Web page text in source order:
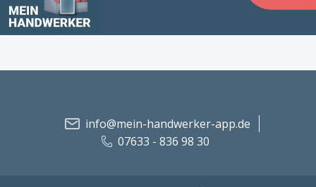
info@mein-handwerker-app.de
07633 - 836 98 30